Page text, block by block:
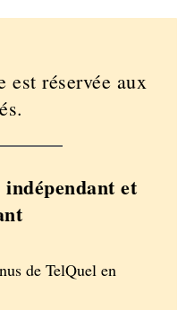
réservée aux
et
de TelQuel en